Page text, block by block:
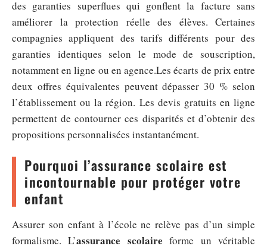
des garanties superflues qui gonflent la facture sans
améliorer la protection réelle des élèves. Certaines
compagnies appliquent des tarifs différents pour des
garanties identiques selon le mode de souscription,
notamment en ligne ou en agence.Les écarts de prix entre
deux offres équivalentes peuvent dépasser 30 % selon
l’établissement ou la région. Les devis gratuits en ligne
permettent de contourner ces disparités et d’obtenir des
propositions personnalisées instantanément.
Pourquoi l’assurance scolaire est
incontournable pour protéger votre
enfant
Assurer son enfant à l’école ne relève pas d’un simple
formalisme. L’assurance scolaire forme un véritable